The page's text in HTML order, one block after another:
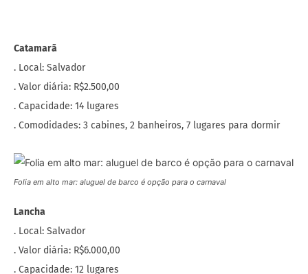
Catamarã
. Local: Salvador
. Valor diária: R$2.500,00
. Capacidade: 14 lugares
. Comodidades: 3 cabines, 2 banheiros, 7 lugares para dormir
Folia em alto mar: aluguel de barco é opção para o carnaval
Lancha
. Local: Salvador
. Valor diária: R$6.000,00
. Capacidade: 12 lugares